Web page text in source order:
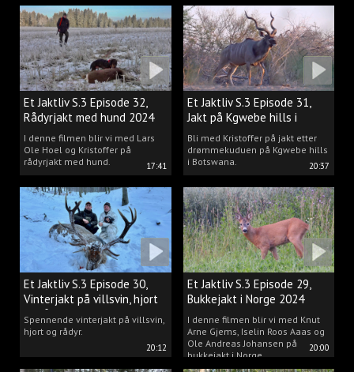
målet vårt er å gjøre den
drømmen til virkelighet.
17:41
Et Jaktliv S.3 Episode 32,
Rådyrjakt med hund 2024
I denne filmen blir vi med Lars
Ole Hoel og Kristoffer på
rådyrjakt med hund.
20:37
Et Jaktliv S.3 Episode 31,
Jakt på Kgwebe hills i
Botswana
Bli med Kristoffer på jakt etter
drømmekuduen på Kgwebe hills
i Botswana.
20:12
Et Jaktliv S.3 Episode 30,
Vinterjakt på villsvin, hjort
og rådyr.
Spennende vinterjakt på villsvin,
hjort og rådyr.
20:00
Et Jaktliv S.3 Episode 29,
Bukkejakt i Norge 2024
I denne filmen blir vi med Knut
Arne Gjems, Iselin Roos Aaas og
Ole Andreas Johansen på
bukkejakt i Norge.